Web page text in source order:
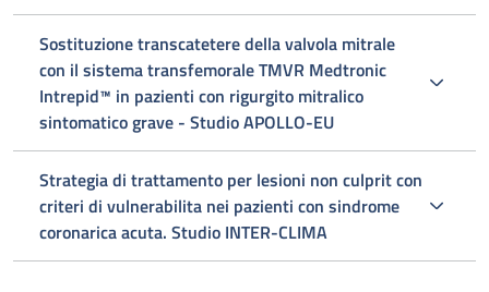
Sostituzione transcatetere della valvola mitrale
con il sistema transfemorale TMVR Medtronic
Intrepid™ in pazienti con rigurgito mitralico
sintomatico grave - Studio APOLLO-EU
Strategia di trattamento per lesioni non culprit con
criteri di vulnerabilita nei pazienti con sindrome
coronarica acuta. Studio INTER-CLIMA